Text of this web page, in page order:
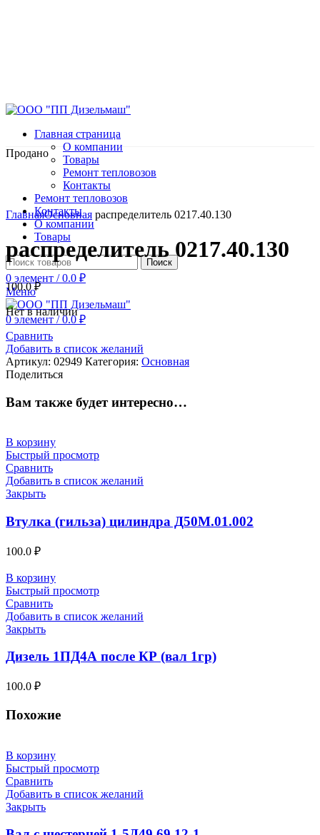
Главная страница
О компании
Товары
Ремонт тепловозов
Контакты
Ремонт тепловозов
Контакты
О компании
Товары
Поиск
0 элемент / 0.0 ₽
Меню
0элемент / 0.0₽
Продано
Нажмите, чтобы увеличить
ГлавнаяОсновная распределитель 0217.40.130
распределитель 0217.40.130
100.0₽
Нет в наличии
Сравнить
Добавить в список желаний
Артикул: 02949 Категория: Основная
Поделиться
Вам также будет интересно…
В корзину
Быстрый просмотр
Сравнить
Добавить в список желаний
Закрыть
Втулка (гильза) цилиндра Д50М.01.002
100.0 ₽
В корзину
Быстрый просмотр
Сравнить
Добавить в список желаний
Закрыть
Дизель 1ПД4А после КР (вал 1гр)
100.0 ₽
Похожие
В корзину
Быстрый просмотр
Сравнить
Добавить в список желаний
Закрыть